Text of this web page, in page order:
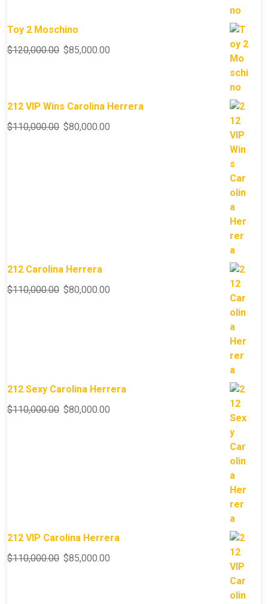
Toy 2 Moschino
$120,000.00 $85,000.00
212 VIP Wins Carolina Herrera
$110,000.00 $80,000.00
212 Carolina Herrera
$110,000.00 $80,000.00
212 Sexy Carolina Herrera
$110,000.00 $80,000.00
212 VIP Carolina Herrera
$110,000.00 $85,000.00